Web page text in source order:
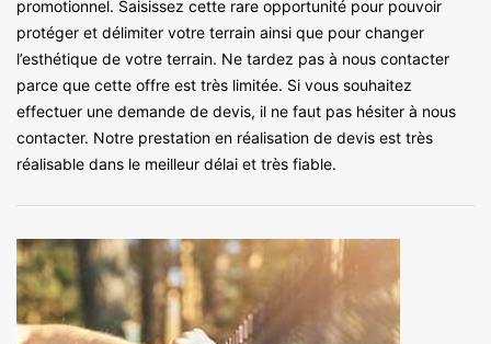
promotionnel. Saisissez cette rare opportunité pour pouvoir
protéger et délimiter votre terrain ainsi que pour changer
l’esthétique de votre terrain. Ne tardez pas à nous contacter
parce que cette offre est très limitée. Si vous souhaitez
effectuer une demande de devis, il ne faut pas hésiter à nous
contacter. Notre prestation en réalisation de devis est très
réalisable dans le meilleur délai et très fiable.